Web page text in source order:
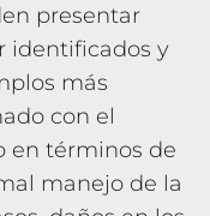
presentar
identificados y
más
con el
en términos de
manejo de la